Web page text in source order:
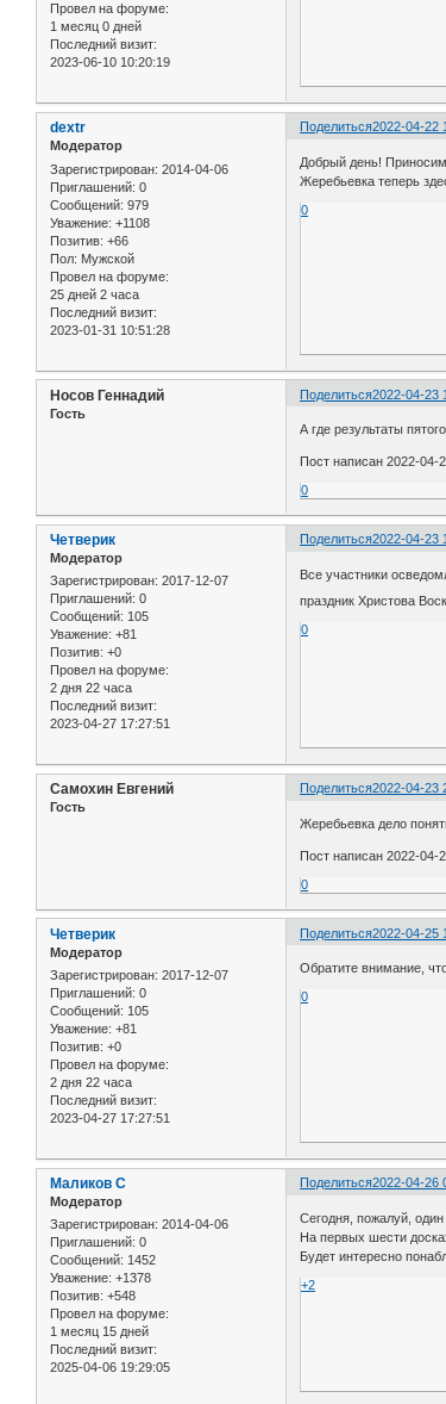
Провел на форуме:
1 месяц 0 дней
Последний визит:
2023-06-10 10:20:19
Поделиться2022-04-22
dextr
Модератор
Зарегистрирован: 2014-04-06
Приглашений: 0
Сообщений: 979
Уважение: +1108
Позитив: +66
Пол: Мужской
Провел на форуме:
25 дней 2 часа
Последний визит:
2023-01-31 10:51:28
Добрый день!
Жеребьевка теперь
0
Поделиться2022-04-23
Носов Геннадий
Гость
А где результаты
Пост написан 2022-04-
0
Поделиться2022-04-23
Четверик
Модератор
Зарегистрирован: 2017-12-07
Приглашений: 0
Сообщений: 105
Уважение: +81
Позитив: +0
Провел на форуме:
2 дня 22 часа
Последний визит:
2023-04-27 17:27:51
Все участники
праздник Христова
0
Поделиться2022-04-23
Самохин Евгений
Гость
Жеребьевка дело
Пост написан 2022-04-
0
Поделиться2022-04-25
Четверик
Модератор
Зарегистрирован: 2017-12-07
Приглашений: 0
Сообщений: 105
Уважение: +81
Позитив: +0
Провел на форуме:
2 дня 22 часа
Последний визит:
2023-04-27 17:27:51
Обратите внимание,
0
Поделиться2022-04-26
Маликов С
Модератор
Зарегистрирован: 2014-04-06
Приглашений: 0
Сообщений: 1452
Уважение: +1378
Позитив: +548
Провел на форуме:
1 месяц 15 дней
Последний визит:
2025-04-06 19:29:05
Сегодня, пожалуй,
На первых шести
Будет интересно
+2